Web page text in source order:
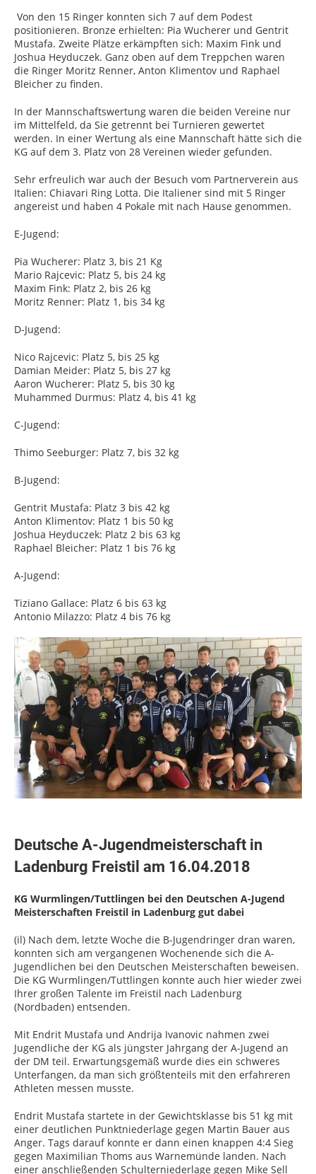
Von den 15 Ringer konnten sich 7 auf dem Podest
positionieren. Bronze erhielten: Pia Wucherer und Gentrit
Mustafa. Zweite Plätze erkämpften sich: Maxim Fink und
Joshua Heyduczek. Ganz oben auf dem Treppchen waren
die Ringer Moritz Renner, Anton Klimentov und Raphael
Bleicher zu finden.
In der Mannschaftswertung waren die beiden Vereine nur
im Mittelfeld, da Sie getrennt bei Turnieren gewertet
werden. In einer Wertung als eine Mannschaft hätte sich die
KG auf dem 3. Platz von 28 Vereinen wieder gefunden.
Sehr erfreulich war auch der Besuch vom Partnerverein aus
Italien: Chiavari Ring Lotta. Die Italiener sind mit 5 Ringer
angereist und haben 4 Pokale mit nach Hause genommen.
E-Jugend:
Pia Wucherer: Platz 3, bis 21 Kg
Mario Rajcevic: Platz 5, bis 24 kg
Maxim Fink: Platz 2, bis 26 kg
Moritz Renner: Platz 1, bis 34 kg
D-Jugend:
Nico Rajcevic: Platz 5, bis 25 kg
Damian Meider: Platz 5, bis 27 kg
Aaron Wucherer: Platz 5, bis 30 kg
Muhammed Durmus: Platz 4, bis 41 kg
C-Jugend:
Thimo Seeburger: Platz 7, bis 32 kg
B-Jugend:
Gentrit Mustafa: Platz 3 bis 42 kg
Anton Klimentov: Platz 1 bis 50 kg
Joshua Heyduczek: Platz 2 bis 63 kg
Raphael Bleicher: Platz 1 bis 76 kg
A-Jugend:
Tiziano Gallace: Platz 6 bis 63 kg
Antonio Milazzo: Platz 4 bis 76 kg
Deutsche A-Jugendmeisterschaft in
Ladenburg Freistil am 16.04.2018
KG Wurmlingen/Tuttlingen bei den Deutschen A-Jugend
Meisterschaften Freistil in Ladenburg gut dabei
(il) Nach dem, letzte Woche die B-Jugendringer dran waren,
konnten sich am vergangenen Wochenende sich die A-
Jugendlichen bei den Deutschen Meisterschaften beweisen.
Die KG Wurmlingen/Tuttlingen konnte auch hier wieder zwei
Ihrer großen Talente im Freistil nach Ladenburg
(Nordbaden) entsenden.
Mit Endrit Mustafa und Andrija Ivanovic nahmen zwei
Jugendliche der KG als jüngster Jahrgang der A-Jugend an
der DM teil. Erwartungsgemäß wurde dies ein schweres
Unterfangen, da man sich größtenteils mit den erfahreren
Athleten messen musste.
Endrit Mustafa startete in der Gewichtsklasse bis 51 kg mit
einer deutlichen Punktniederlage gegen Martin Bauer aus
Anger. Tags darauf konnte er dann einen knappen 4:4 Sieg
gegen Maximilian Thoms aus Warnemünde landen. Nach
einer anschließenden Schulterniederlage gegen Mike Sell